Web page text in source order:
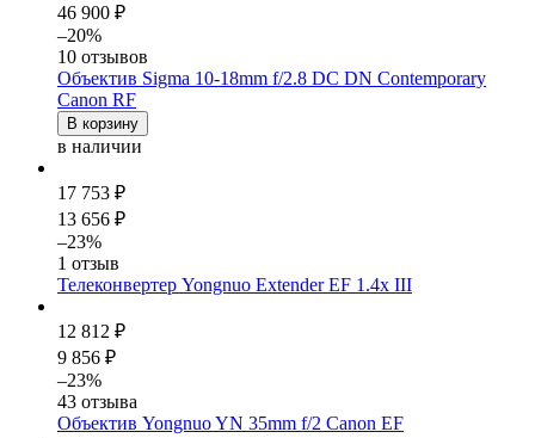
46 900 ₽
–20%
10 отзывов
Объектив Sigma 10-18mm f/2.8 DC DN Contemporary
Canon RF
В корзину
в наличии
17 753 ₽
13 656 ₽
–23%
1 отзыв
Телеконвертер Yongnuo Extender EF 1.4x III
12 812 ₽
9 856 ₽
–23%
43 отзыва
Объектив Yongnuo YN 35mm f/2 Canon EF